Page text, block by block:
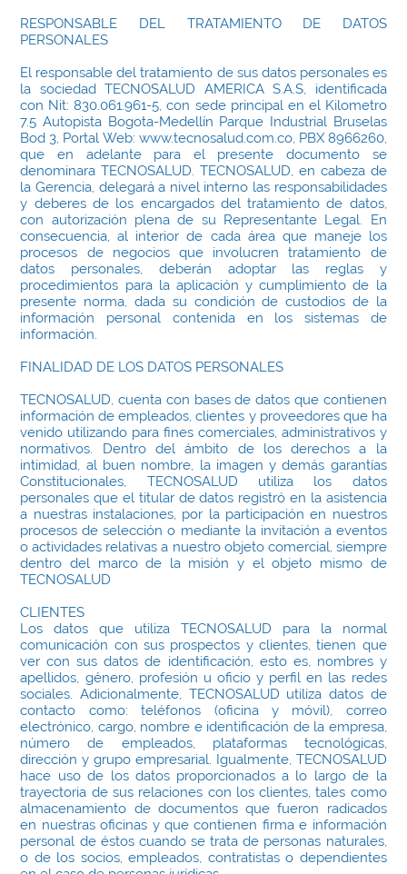
RESPONSABLE DEL TRATAMIENTO DE DATOS
PERSONALES
El responsable del tratamiento de sus datos personales es
la sociedad TECNOSALUD AMERICA S.A.S, identificada
con Nit: 830.061.961-5, con sede principal en el Kilometro
7.5 Autopista Bogota-Medellín Parque Industrial Bruselas
Bod 3, Portal Web: www.tecnosalud.com.co, PBX 8966260,
que en adelante para el presente documento se
denominara TECNOSALUD. TECNOSALUD, en cabeza de
la Gerencia, delegará a nivel interno las responsabilidades
y deberes de los encargados del tratamiento de datos,
con autorización plena de su Representante Legal. En
consecuencia, al interior de cada área que maneje los
procesos de negocios que involucren tratamiento de
datos personales, deberán adoptar las reglas y
procedimientos para la aplicación y cumplimiento de la
presente norma, dada su condición de custodios de la
información personal contenida en los sistemas de
información.
FINALIDAD DE LOS DATOS PERSONALES
TECNOSALUD, cuenta con bases de datos que contienen
información de empleados, clientes y proveedores que ha
venido utilizando para fines comerciales, administrativos y
normativos. Dentro del ámbito de los derechos a la
intimidad, al buen nombre, la imagen y demás garantías
Constitucionales, TECNOSALUD utiliza los datos
personales que el titular de datos registró en la asistencia
a nuestras instalaciones, por la participación en nuestros
procesos de selección o mediante la invitación a eventos
o actividades relativas a nuestro objeto comercial, siempre
dentro del marco de la misión y el objeto mismo de
TECNOSALUD
CLIENTES
Los datos que utiliza TECNOSALUD para la normal
comunicación con sus prospectos y clientes, tienen que
ver con sus datos de identificación, esto es, nombres y
apellidos, género, profesión u oficio y perfil en las redes
sociales. Adicionalmente, TECNOSALUD utiliza datos de
contacto como: teléfonos (oficina y móvil), correo
electrónico, cargo, nombre e identificación de la empresa,
número de empleados, plataformas tecnológicas,
dirección y grupo empresarial. Igualmente, TECNOSALUD
hace uso de los datos proporcionados a lo largo de la
trayectoria de sus relaciones con los clientes, tales como
almacenamiento de documentos que fueron radicados
en nuestras oficinas y que contienen firma e información
personal de éstos cuando se trata de personas naturales,
o de los socios, empleados, contratistas o dependientes